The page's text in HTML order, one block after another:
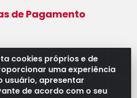
cookies próprios e de
uma experiência
usuário, apresentar
de acordo com o seu
de Pagamento
Automotivos LTDA - CNPJ
- Rua do Níquel, 667 - Parque
Goiânia/GO - CEP 74375-660